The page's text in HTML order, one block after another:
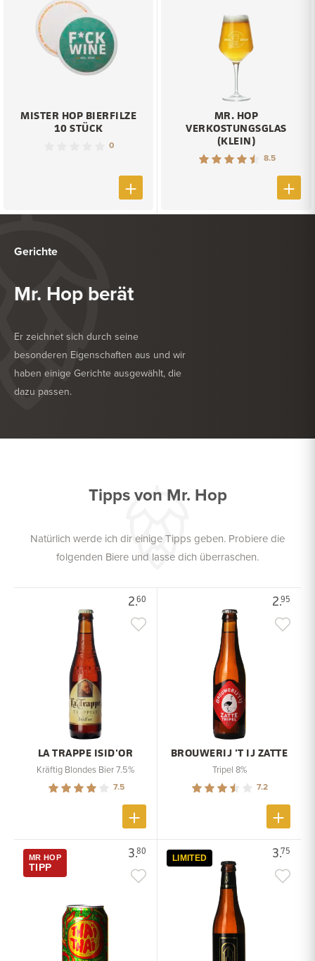
MISTER HOP BIERFILZE
10 STÜCK
0
MR. HOP
VERKOSTUNGSGLAS
(KLEIN)
8.5
Gerichte
Mr. Hop berät
Er zeichnet sich durch seine
besonderen Eigenschaften aus und wir
haben einige Gerichte ausgewählt, die
dazu passen.
KÖSTLICH ZU
Tipps von Mr. Hop
Natürlich werde ich dir einige Tipps geben. Probiere die
folgenden Biere und lasse dich überraschen.
2.60
LA TRAPPE ISID'OR
Kräftig Blondes Bier 7.5%
7.5
2.95
BROUWERIJ 'T IJ ZATTE
Tripel 8%
7.2
3.80
MR HOP
TIPP
3.75
LIMITED